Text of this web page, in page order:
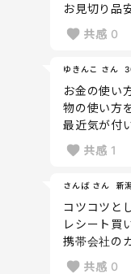
お見切り品
共感 0
ゆきんこ さん
お金の使い
物の使い方
最近気が付
共感 1
さんば さん 新
コツコツと
レシート買
携帯会社の
共感 0